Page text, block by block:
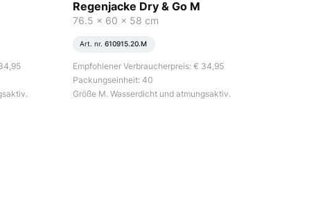
Regenjacke Dry & Go M
76.5 x 60 x 58 cm
Art. nr. 610915.20.M
Empfohlener Verbraucherpreis: € 34,95
Packungseinheit: 40
Größe M. Wasserdicht und atmungsaktiv.